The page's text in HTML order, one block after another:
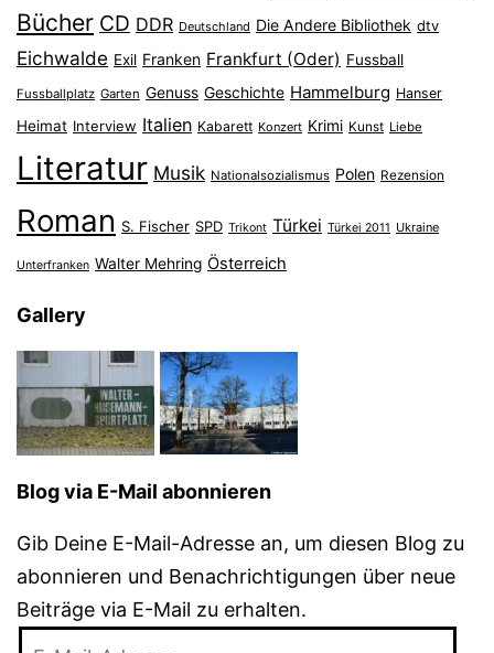
Bücher CD DDR Deutschland Die Andere Bibliothek dtv
Eichwalde Exil Franken Frankfurt (Oder) Fussball
Fussballplatz Garten Genuss Geschichte Hammelburg Hanser
Heimat Interview Italien Kabarett Konzert Krimi Kunst Liebe
Literatur Musik Nationalsozialismus Polen Rezension
Roman S. Fischer SPD Trikont Türkei Türkei 2011 Ukraine
Unterfranken Walter Mehring Österreich
Gallery
Blog via E-Mail abonnieren
Gib Deine E-Mail-Adresse an, um diesen Blog zu
abonnieren und Benachrichtigungen über neue
Beiträge via E-Mail zu erhalten.